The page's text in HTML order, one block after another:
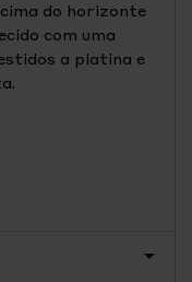
do horizonte
com uma
a platina e